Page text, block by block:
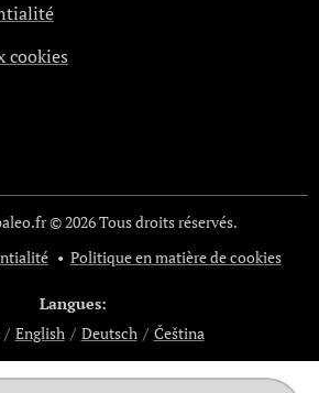
cookies
© 2026 Tous droits réservés.
Politique en matière de cookies
Langues
English Deutsch Čeština